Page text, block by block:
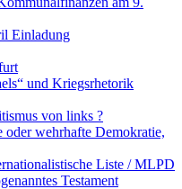
Einladung
und Kriegsrhetorik
von links ?
oder wehrhafte Demokratie,
Liste / MLPD
Testament